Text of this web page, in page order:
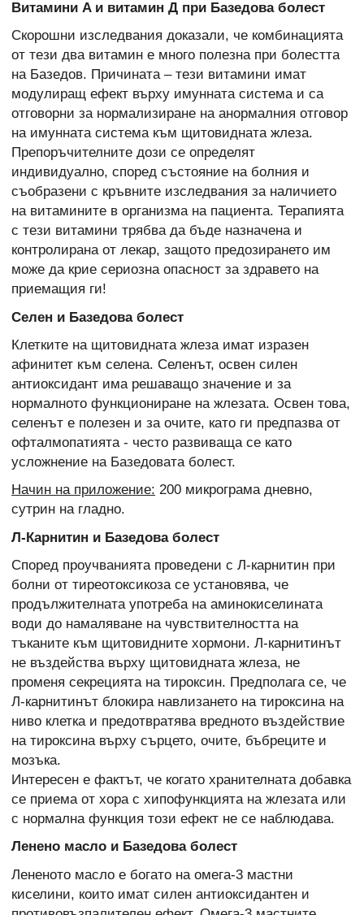
Витамини A и витамин Д при Базедова болест
Скорошни изследвания доказали, че комбинацията
от тези два витамин е много полезна при болестта
на Базедов. Причината – тези витамини имат
модулиращ ефект върху имунната система и са
отговорни за нормализиране на анормалния отговор
на имунната система към щитовидната жлеза.
Препоръчителните дози се определят
индивидуално, според състояние на болния и
съобразени с кръвните изследвания за наличието
на витамините в организма на пациента. Терапията
с тези витамини трябва да бъде назначена и
контролирана от лекар, защото предозирането им
може да крие сериозна опасност за здравето на
приемащия ги!
Селен и Базедова болест
Клетките на щитовидната жлеза имат изразен
афинитет към селена. Селенът, освен силен
антиоксидант има решаващо значение и за
нормалното функциониране на жлезата. Освен това,
селенът е полезен и за очите, като ги предпазва от
офталмопатията - често развиваща се като
усложнение на Базедовата болест.
Начин на приложение: 200 микрограма дневно,
сутрин на гладно.
Л-Карнитин и Базедова болест
Според проучванията проведени с Л-карнитин при
болни от тиреотоксикоза се установява, че
продължителната употреба на аминокиселината
води до намаляване на чувствителността на
тъканите към щитовидните хормони. Л-карнитинът
не въздейства върху щитовидната жлеза, не
променя секрецията на тироксин. Предполага се, че
Л-карнитинът блокира навлизането на тироксина на
ниво клетка и предотвратява вредното въздействие
на тироксина върху сърцето, очите, бъбреците и
мозъка.
Интересен е фактът, че когато хранителната добавка
се приема от хора с хипофункцията на жлезата или
с нормална функция този ефект не се наблюдава.
Ленено масло и Базедова болест
Лененото масло е богато на омега-3 мастни
киселини, които имат силен антиоксидантен и